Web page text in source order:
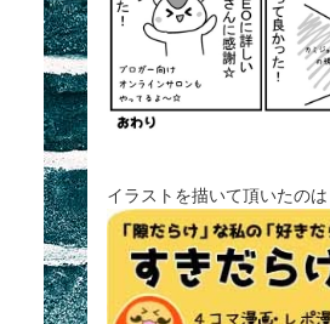
イラストを描いて頂いたのは